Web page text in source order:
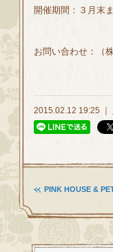
開催期間：３月末
お問い合わせ：（
2015.02.12 19:25 ｜
PINK HOUSE &